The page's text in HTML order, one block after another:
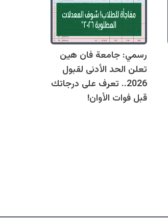
رسمي: جامعة فان هين
تعلن الحد الأدنى لقبول
2026.. تعرف على درجاتك
قبل فوات الأوان!